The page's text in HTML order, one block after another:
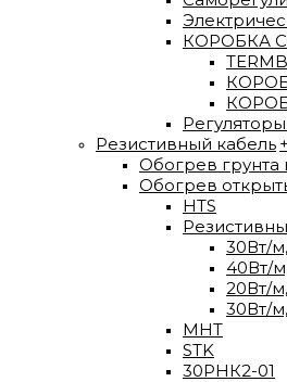
КОРОБКА
Резистивный кабель +
Обогрев грунта
Обогрев
HTS
30Вт/
40Вт/
20Вт/
30Вт/
МНТ
STK
30РНК2-01